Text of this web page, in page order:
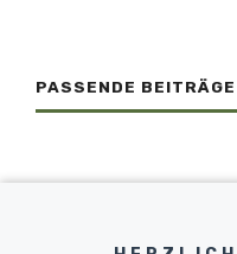
PASSENDE BEITRÄGE